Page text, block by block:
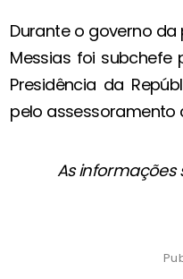
Durante o governo da
Messias foi subchefe
Presidência da
pelo assessoramento
As informações